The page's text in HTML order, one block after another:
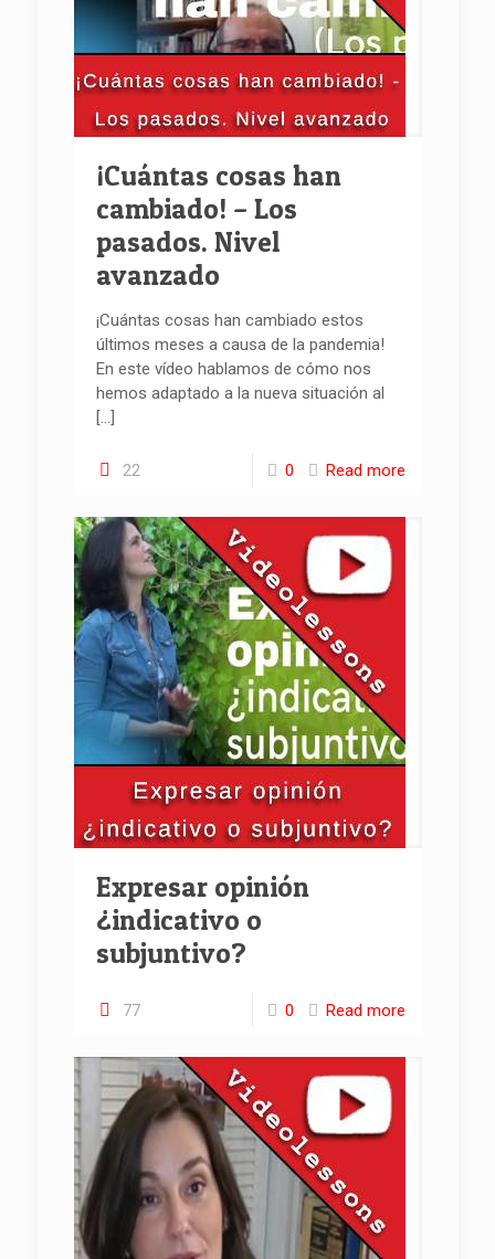
¡Cuántas cosas han
cambiado! – Los
pasados. Nivel
avanzado
¡Cuántas cosas han cambiado estos
últimos meses a causa de la pandemia!
En este vídeo hablamos de cómo nos
hemos adaptado a la nueva situación al
[…]
22 0 Read more
Expresar opinión
¿indicativo o
subjuntivo?
77 0 Read more